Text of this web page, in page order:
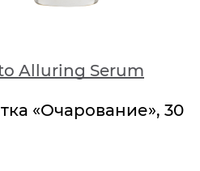
Alluring Serum
«Очарование», 30